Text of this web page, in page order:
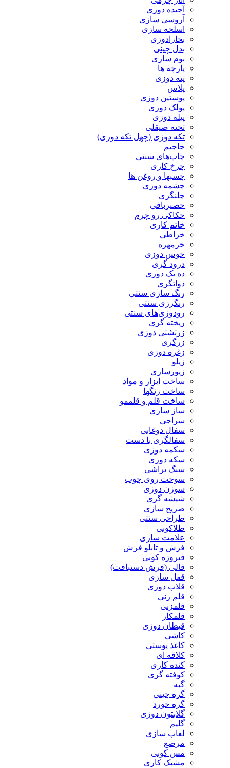
آجیده دوزی
آروسی سازی
اسلحه سازی
بخارادوزی
بدل چینی
بوم سازی
پارچه ها
پته دوزی
پلاس
پوستین دوزی
پولک دوزی
پیله دوزی
تخته صیقلی
تکه دوزی (چهل تکه دوزی)
جاجیم
چاپ‌های سنتی
چرخ کاری
چسبها و روغن ها
چشمه دوزی
چلنگری
حصیربافی
حکاکی رو چرم
خاتم کاری
خراطی
خرمهره
خوس دوزی
درود گری
ده یک دوزی
دواتگری
رنگ سازی سنتی
رنگرزی سنتی
رودوزی‌های سنتی
ریخته گری
زرتشتی دوزی
زرگری
زغره دوزی
زیلو
زیورسازی
ساخت ابزار و مواد
ساخت رنگها
ساخت قلم و قلممو
ساز سازی
سراجی
سفال دوغابی
سفالگری با دست
سکمه دوزی
سکه دوزی
سنگ تراشی
سوخت روی چوب
سوزن دوزی
شیشه گری
ضریح سازی
طراحی سنتی
طلاکوبی
علامت سازی
فرش و تابلو فرش
فیروزه کوبی
قالی (فرش دستبافت)
قفل سازی
قلاب دوزی
قلم زنی
قلمزنی
قلمکار
قیطان دوزی
کاشی
کاغذ پوستی
کلاقه ای
کنده کاری
کوفته گری
گبه
گره چینی
گره خورد
گلابتون دوزی
گلیم
لعاب سازی
مرصع
مس کوبی
مشبک کاری